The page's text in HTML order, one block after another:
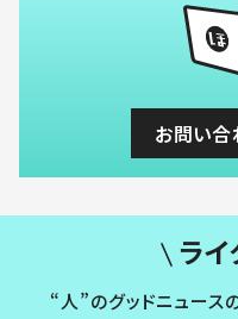
お問い
ライ
“人”のグッドニュース